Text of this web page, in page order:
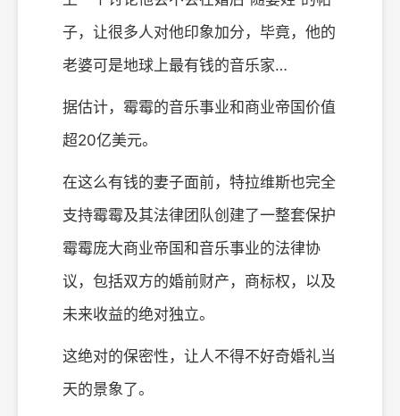
子，让很多人对他印象加分，毕竟，他的
老婆可是地球上最有钱的音乐家…
据估计，霉霉的音乐事业和商业帝国价值
超20亿美元。
在这么有钱的妻子面前，特拉维斯也完全
支持霉霉及其法律团队创建了一整套保护
霉霉庞大商业帝国和音乐事业的法律协
议，包括双方的婚前财产，商标权，以及
未来收益的绝对独立。
这绝对的保密性，让人不得不好奇婚礼当
天的景象了。